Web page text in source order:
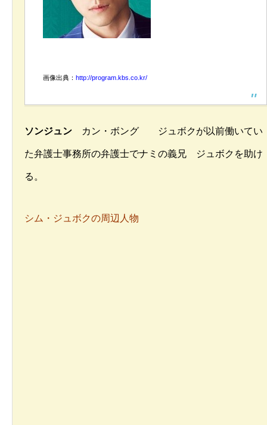
画像出典： http://program.kbs.co.kr/
ソンジュン カン・ボング ジュボクが以前働いてい
た弁護士事務所の弁護士でナミの義兄 ジュボクを助け
る。
シム・ジュボクの周辺人物